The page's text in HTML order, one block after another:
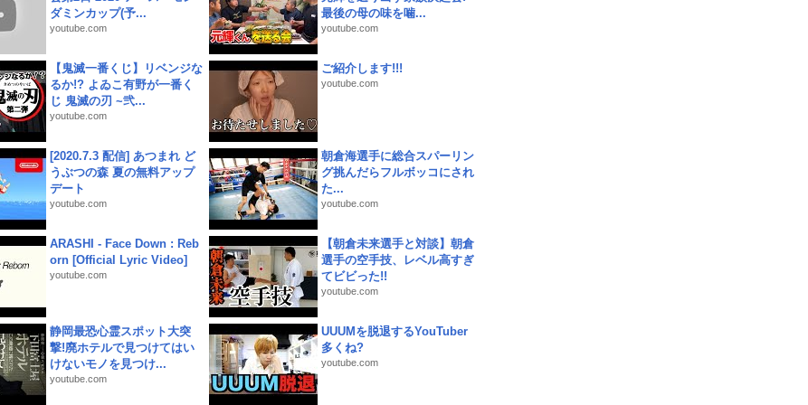
ダミンカップ(予...
youtube.com
最後の母の味を噛...
youtube.com
【鬼滅一番くじ】リベンジな
るか!? よゐこ有野が一番く
じ 鬼滅の刃 ~弐...
youtube.com
ご紹介します!!!
youtube.com
[2020.7.3 配信] あつまれ ど
うぶつの森 夏の無料アップ
デート
youtube.com
朝倉海選手に総合スパーリン
グ挑んだらフルボッコにされ
た...
youtube.com
ARASHI - Face Down : Reb
orn [Official Lyric Video]
youtube.com
【朝倉未来選手と対談】朝倉
選手の空手技、レベル高すぎ
てビビった!!
youtube.com
静岡最恐心霊スポット大突
撃!廃ホテルで見つけてはい
けないモノを見つけ...
youtube.com
UUUMを脱退するYouTuber
多くね?
youtube.com